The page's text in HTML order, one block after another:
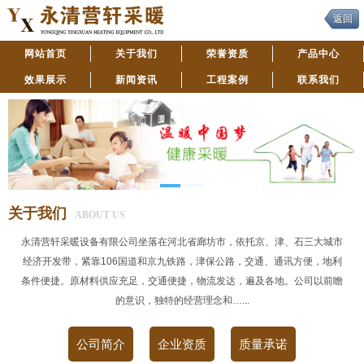
返回
网站首页 关于我们 荣誉资质 产品中心
效果展示 新闻资讯 工程案例 联系我们
关于我们 ABOUT US
永清营轩采暖设备有限公司坐落在河北省廊坊市，依托京、津、石三大城市
经济开发带，紧靠106国道和京九铁路，津保公路，交通、通讯方便，地利
条件便捷。原材料供应充足，交通便捷，物流发达，遍及各地。公司以前瞻
的意识，独特的经营理念和…...
公司简介 企业资质 质量承诺